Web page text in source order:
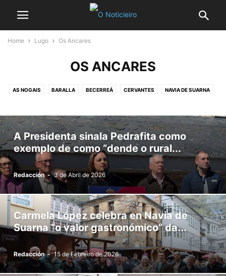
Home Lugo Os Ancares
OS ANCARES
AS NOGAIS BARALLA BECERREÁ CERVANTES NAVIA DE SUARNA
A Presidenta sinala Pedrafita como
exemplo de como “dende o rural...
Redacción - 3 de Abril de 2026
Carmela López celebra en Navia de
Suarna “o valor gastronómico” da...
Redacción - 15 de Febreiro de 2026